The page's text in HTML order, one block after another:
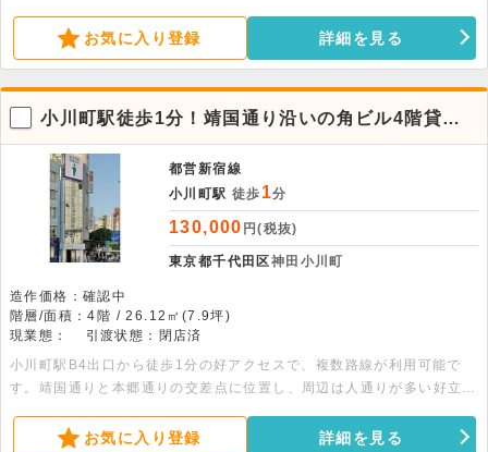
ティングスペース・テルブースがあります。
お気に入り登録 詳細を見る
小川町駅徒歩1分！靖国通り沿いの角ビル4階貸店
舗事務所
都営新宿線
小川町駅 徒歩 1分
130,000 円(税抜)
東京都千代田区神田小川町
造作価格：確認中
階層/面積：4階 / 26.12㎡(7.9坪)
現業態：
引渡状態：閉店済
小川町駅B4出口から徒歩1分の好アクセスで、複数路線が利用可能で
す。靖国通りと本郷通りの交差点に位置し、周辺は人通りが多い好立
です。お気軽にお問い合わせください。
お気に入り登録 詳細を見る